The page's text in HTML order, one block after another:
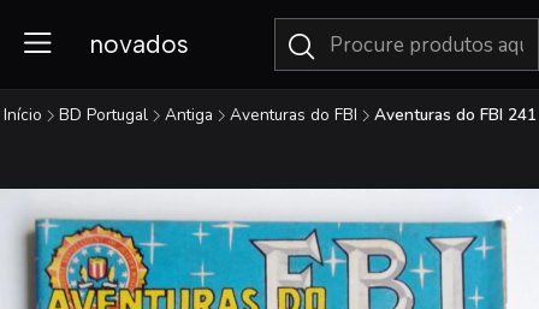
novados
Início BD Portugal Antiga Aventuras do FBI Aventuras do FBI 241